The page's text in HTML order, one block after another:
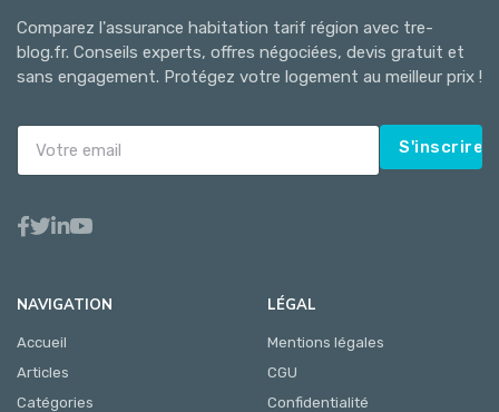
Comparez l'assurance habitation tarif région avec tre-
blog.fr. Conseils experts, offres négociées, devis gratuit et
sans engagement. Protégez votre logement au meilleur prix !
S'inscrire
NAVIGATION
Accueil
Articles
Catégories
LÉGAL
Mentions légales
CGU
Confidentialité